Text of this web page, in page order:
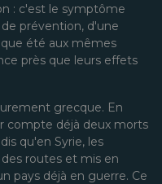
: c'est le symptôme
prévention, d'une
été aux mêmes
près que leurs effets
grecque. En
compte déjà deux morts
qu'en Syrie, les
routes et mis en
pays déjà en guerre. Ce